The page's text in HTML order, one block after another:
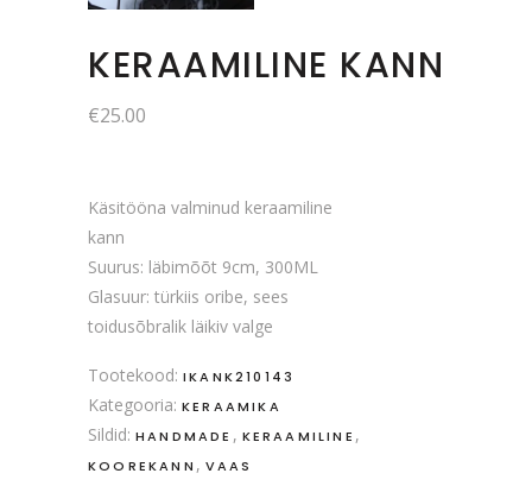
KERAAMILINE KANN
€25.00
Käsitööna valminud keraamiline
kann
Suurus: läbimõõt 9cm, 300ML
Glasuur: türkiis oribe, sees
toidusõbralik läikiv valge
Tootekood: IKANK210143
Kategooria: KERAAMIKA
Sildid: HANDMADE , KERAAMILINE ,
KOOREKANN , VAAS